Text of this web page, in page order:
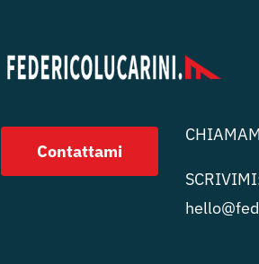
Contattami